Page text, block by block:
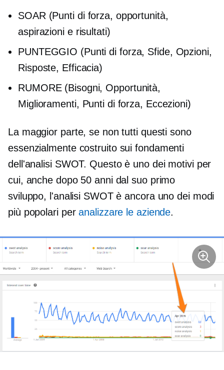
SOAR (Punti di forza, opportunità,
aspirazioni e risultati)
PUNTEGGIO (Punti di forza, Sfide, Opzioni,
Risposte, Efficacia)
RUMORE (Bisogni, Opportunità,
Miglioramenti, Punti di forza, Eccezioni)
La maggior parte, se non tutti questi sono
essenzialmente costruitosui fondamenti
dell'analisi SWOT. Questo è uno dei motivi per
cui, anche dopo 50 anni dal suo primo
sviluppo, l'analisi SWOT è ancora uno dei modi
più popolari peranalizzare le aziende.